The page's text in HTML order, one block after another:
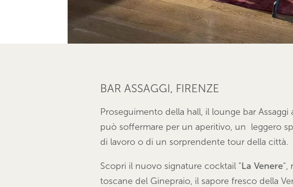
BAR ASSAGGI, FIRENZE
Proseguimento della hall, il lounge bar
può soffermare per un aperitivo, un leggero
di lavoro o di un sorprendente tour della città.
Scopri il nuovo signature cocktail " La Venere",
toscane del Ginepraio, il sapore fresco della